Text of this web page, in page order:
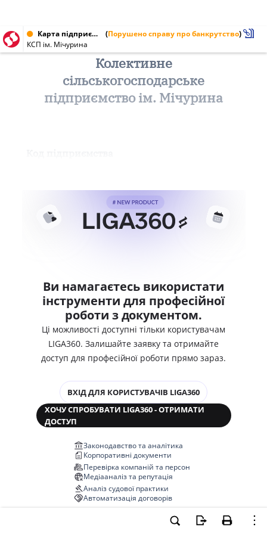
Карта підприємства від 04.12.1999 № 03798582 (Порушено справу про банкрутство)
КСП ім. Мічурина
Колективне
сільськогосподарське
підприємство ім. Мічурина
Ви намагаєтесь використати
інструменти для професійної
роботи з документом.
Ці можливості доступні тільки користувачам
LIGA360. Залишайте заявку та отримайте
доступ для професійної роботи прямо зараз.
ВХІД ДЛЯ КОРИСТУВАЧІВ LIGA360
ХОЧУ СПРОБУВАТИ LIGA360 - ОТРИМАТИ
ДОСТУП
Законодавство та аналітика
Корпоративні документи
Перевірка компаній та персон
Медіааналіз та репутація
Аналіз судової практики
Автоматизація договорів
НОВА LIGA360 ЗМІНЮЄ ВСЕ!